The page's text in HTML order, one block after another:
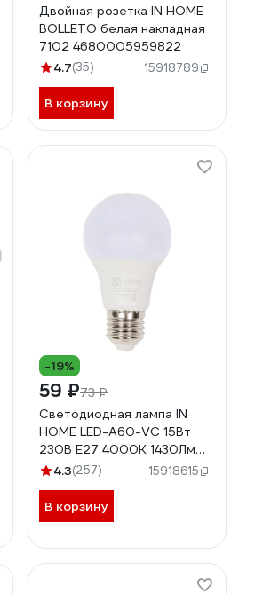
Двойная розетка IN HOME
BOLLETO белая накладная
7102 4680005959822
4.7(35) 15918789
В корзину
-19%
59 ₽73 ₽
Светодиодная лампа IN
HOME LED-A60-VC 15Вт
230В Е27 4000К 1430Лм
4690612020273
4.3(257) 15918615
В корзину